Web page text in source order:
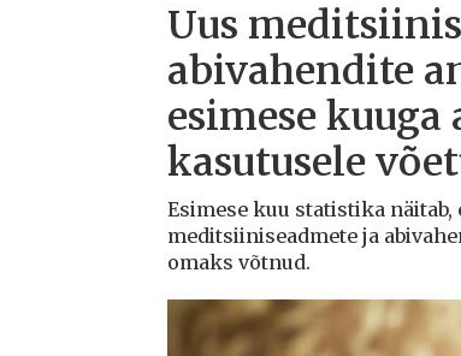
Uus
abivahendite
esimese
kasutusele
Esimese kuu statistika näitab,
meditsiiniseadmete ja
omaks võtnud.